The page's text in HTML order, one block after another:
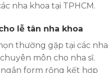
nha khoa tại TPHCM.
lễ tân nha khoa
thường gặp tại các nha
môn cho nha sĩ.
form rộng kết hợp